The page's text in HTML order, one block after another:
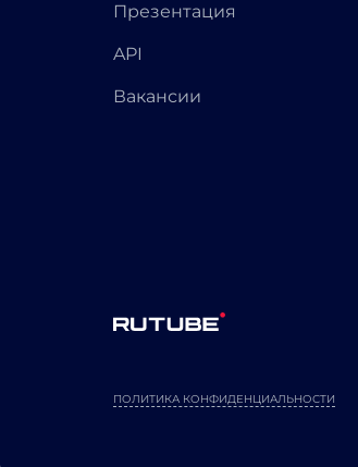
Презентация
API
Вакансии
ПОЛИТИКА КОНФИДЕНЦИАЛЬНОСТИ